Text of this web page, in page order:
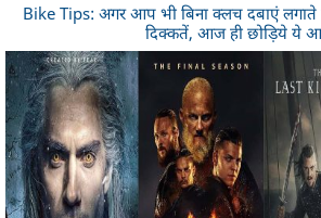
Bike Tips: अगर आप भी बिना क्लच दबाएं
दिक्कतें, आज ही छोड़िये ये